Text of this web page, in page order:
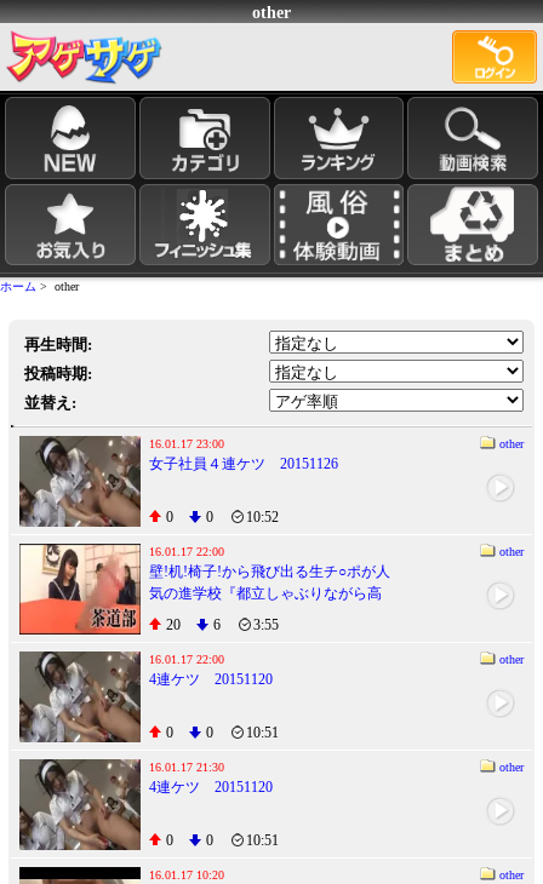
other
ホーム > other
再生時間:
投稿時期:
並替え:
16.01.17 23:00 other
女子社員４連ケツ 20151126
0 0 10:52
16.01.17 22:00 other
壁!机!椅子!から飛び出る生チ○ポが人
気の進学校『都立しゃぶりながら高
校』・・・さらにハメながら!!汗を流
した部活動&涙の教育実習編
20 6 3:55
16.01.17 22:00 other
4連ケツ 20151120
0 0 10:51
16.01.17 21:30 other
4連ケツ 20151120
0 0 10:51
16.01.17 10:20 other